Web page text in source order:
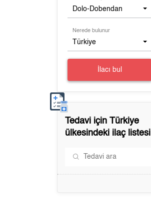
Dolo-Dobendan
Nerede bulunur
Türkiye
İlacı bul
Tedavi içinTürkiye
ülkesindeki ilaç listesi